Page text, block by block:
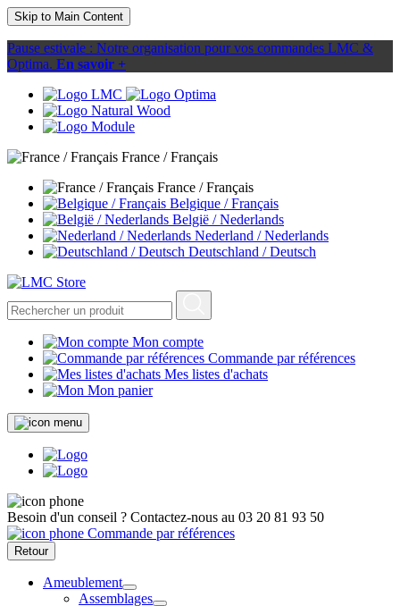
Skip to Main Content
Pause estivale : Notre organisation pour vos commandes LMC &
Optima. En savoir +
France / Français
France / Français
Belgique / Français
België / Nederlands
Nederland / Nederlands
Deutschland / Deutsch
Mon compte
Commande par références
Mes listes d'achats
Mon panier
Besoin d'un conseil ? Contactez-nous au 03 20 81 93 50
Commande par références
Retour
Ameublement
Assemblages